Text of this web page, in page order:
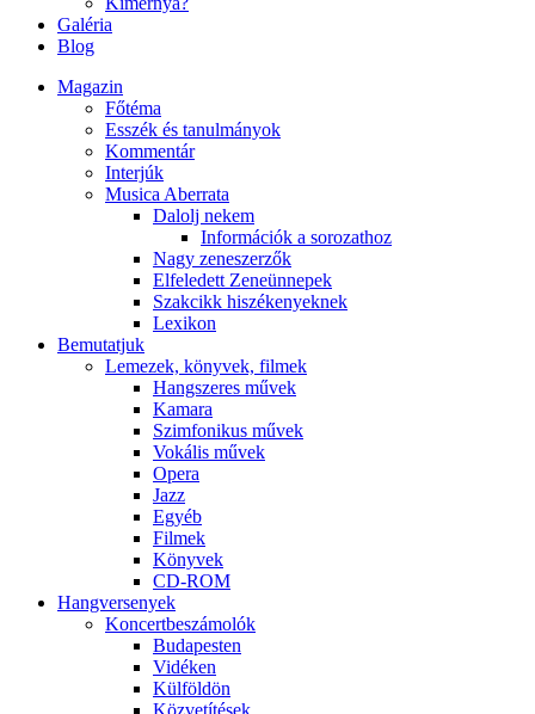
Galéria
Blog
Magazin
Főtéma
Esszék és tanulmányok
Kommentár
Interjúk
Musica Aberrata
Dalolj nekem
Információk a sorozathoz
Nagy zeneszerzők
Elfeledett Zeneünnepek
Szakcikk hiszékenyeknek
Lexikon
Bemutatjuk
Lemezek, könyvek, filmek
Hangszeres művek
Kamara
Szimfonikus művek
Vokális művek
Opera
Jazz
Egyéb
Filmek
Könyvek
CD-ROM
Hangversenyek
Koncertbeszámolók
Budapesten
Vidéken
Külföldön
Közvetítések